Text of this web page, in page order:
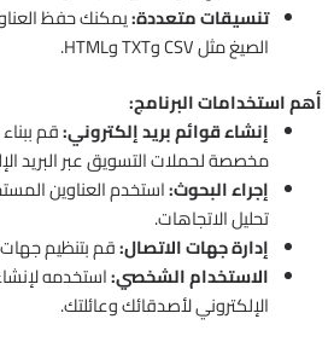
تنسيقات متعددة:يمكنك حفظ
الصيغ مثل CSV وTXT وHTML.
أهم استخدامات البرنامج:
إنشاء قوائم بريد إلكتروني:قم
مخصصة لحملات التسويق عبر البريد
إجراء البحوث:استخدم العناوين
تحليل الاتجاهات.
إدارة جهات الاتصال:قم بتنظيم جهات
الاستخدام الشخصي:استخدمه
الإلكتروني لأصدقائك وعائلتك.